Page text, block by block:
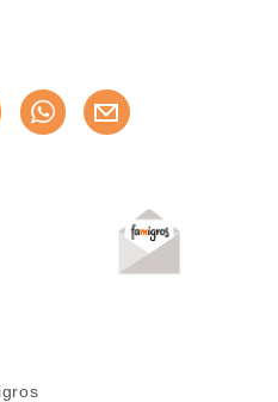
weiterempfehlen